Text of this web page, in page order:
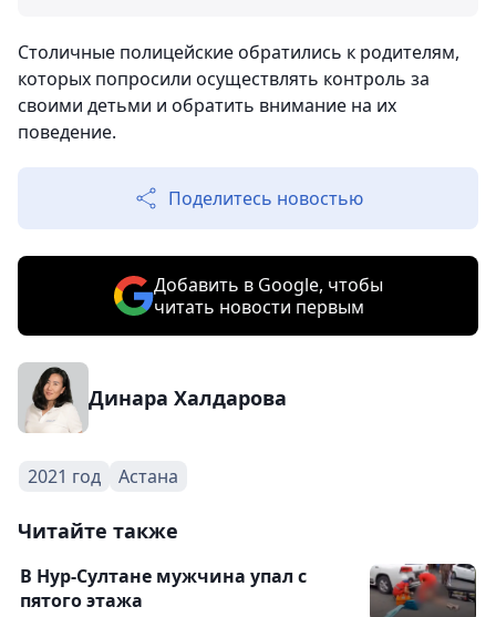
Столичные полицейские обратились к родителям,
которых попросили осуществлять контроль за
своими детьми и обратить внимание на их
поведение.
Поделитесь новостью
Добавить в Google, чтобы
читать новости первым
Динара Халдарова
2021 год Астана
Читайте также
В Нур-Султане мужчина упал с
пятого этажа